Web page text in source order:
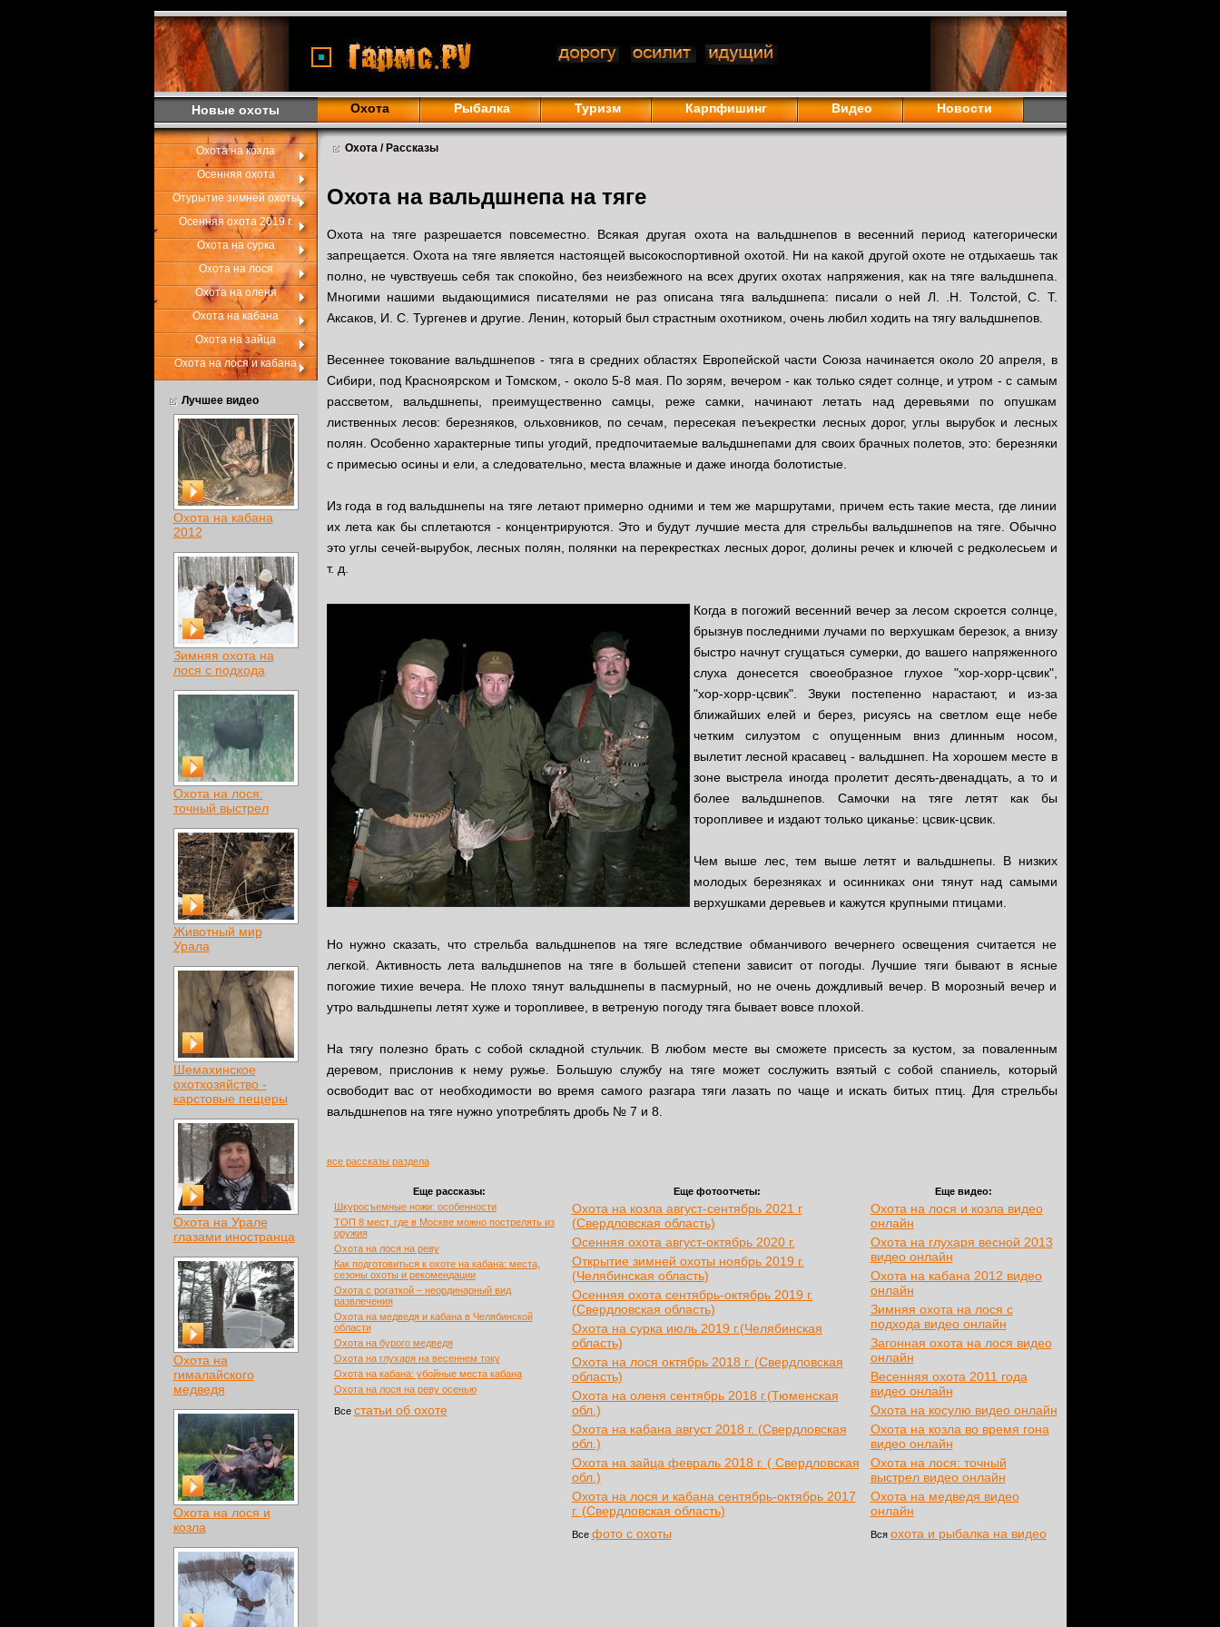
Новые охоты Охота Рыбалка Туризм Карпфишинг Видео Новости
Охота на козла
Осенняя охота
Отурытие зимней охоты
Осенняя охота 2019 г.
Охота на сурка
Охота на лося
Охота на оленя
Охота на кабана
Охота на зайца
Охота на лося и кабана
Лучшее видео
Охота на кабана
2012
Зимняя охота на
лося с подхода
Охота на лося:
точный выстрел
Животный мир
Урала
Шемахинское
охотхозяйство -
карстовые пещеры
Охота на Урале
глазами иностранца
Охота на
гималайского
медведя
Охота на лося и
козла
Охота / Рассказы
Охота на вальдшнепа на тяге
Охота на тяге разрешается повсеместно. Всякая другая охота на вальдшнепов в весенний период категорически
запрещается. Охота на тяге является настоящей высокоспортивной охотой. Ни на какой другой охоте не отдыхаешь так
полно, не чувствуешь себя так спокойно, без неизбежного на всех других охотах напряжения, как на тяге вальдшнепа.
Многими нашими выдающимися писателями не раз описана тяга вальдшнепа: писали о ней Л. .Н. Толстой, С. Т.
Аксаков, И. С. Тургенев и другие. Ленин, который был страстным охотником, очень любил ходить на тягу вальдшнепов.
Весеннее токование вальдшнепов - тяга в средних областях Европейской части Союза начинается около 20 апреля, в
Сибири, под Красноярском и Томском, - около 5-8 мая. По зорям, вечером - как только сядет солнце, и утром - с самым
рассветом, вальдшнепы, преимущественно самцы, реже самки, начинают летать над деревьями по опушкам
лиственных лесов: березняков, ольховников, по сечам, пересекая пеъекрестки лесных дорог, углы вырубок и лесных
полян. Особенно характерные типы угодий, предпочитаемые вальдшнепами для своих брачных полетов, это: березняки
с примесью осины и ели, а следовательно, места влажные и даже иногда болотистые.
Из года в год вальдшнепы на тяге летают примерно одними и тем же маршрутами, причем есть такие места, где линии
их лета как бы сплетаются - концентрируются. Это и будут лучшие места для стрельбы вальдшнепов на тяге. Обычно
это углы сечей-вырубок, лесных полян, полянки на перекрестках лесных дорог, долины речек и ключей с редколесьем и
т. д.
Когда в погожий весенний вечер за лесом скроется солнце,
брызнув последними лучами по верхушкам березок, а внизу
быстро начнут сгущаться сумерки, до вашего напряженного
слуха донесется своеобразное глухое "хор-хорр-цсвик",
"хор-хорр-цсвик". Звуки постепенно нарастают, и из-за
ближайших елей и берез, рисуясь на светлом еще небе
четким силуэтом с опущенным вниз длинным носом,
вылетит лесной красавец - вальдшнеп. На хорошем месте в
зоне выстрела иногда пролетит десять-двенадцать, а то и
более вальдшнепов. Самочки на тяге летят как бы
торопливее и издают только циканье: цсвик-цсвик.
Чем выше лес, тем выше летят и вальдшнепы. В низких
молодых березняках и осинниках они тянут над самыми
верхушками деревьев и кажутся крупными птицами.
Но нужно сказать, что стрельба вальдшнепов на тяге вследствие обманчивого вечернего освещения считается не
легкой. Активность лета вальдшнепов на тяге в большей степени зависит от погоды. Лучшие тяги бывают в ясные
погожие тихие вечера. Не плохо тянут вальдшнепы в пасмурный, но не очень дождливый вечер. В морозный вечер и
утро вальдшнепы летят хуже и торопливее, в ветреную погоду тяга бывает вовсе плохой.
На тягу полезно брать с собой складной стульчик. В любом месте вы сможете присесть за кустом, за поваленным
деревом, прислонив к нему ружье. Большую службу на тяге может сослужить взятый с собой спаниель, который
освободит вас от необходимости во время самого разгара тяги лазать по чаще и искать битых птиц. Для стрельбы
вальдшнепов на тяге нужно употреблять дробь № 7 и 8.
все рассказы раздела
Еще рассказы:
Шкуросъемные ножи: особенности
ТОП 8 мест, где в Москве можно пострелять из
оружия
Охота на лося на реву
Как подготовиться к охоте на кабана: места,
сезоны охоты и рекомендации
Охота с рогаткой – неординарный вид
развлечения
Охота на медведя и кабана в Челябинской
области
Охота на бурого медведя
Охота на глухаря на весеннем току
Охота на кабана: убойные места кабана
Охота на лося на реву осенью
Все статьи об охоте
Еще фотоотчеты:
Охота на козла август-сентябрь 2021 г
(Свердловская область)
Осенняя охота август-октябрь 2020 г.
Открытие зимней охоты ноябрь 2019 г.
(Челябинская область)
Осенняя охота сентябрь-октябрь 2019 г.
(Свердловская область)
Охота на сурка июль 2019 г.(Челябинская
область)
Охота на лося октябрь 2018 г. (Свердловская
область)
Охота на оленя сентябрь 2018 г.(Тюменская
обл.)
Охота на кабана август 2018 г. (Свердловская
обл.)
Охота на зайца февраль 2018 г. ( Свердловская
обл.)
Охота на лося и кабана сентябрь-октябрь 2017
г. (Свердловская область)
Все фото с охоты
Еще видео:
Охота на лося и козла видео
онлайн
Охота на глухаря весной 2013
видео онлайн
Охота на кабана 2012 видео
онлайн
Зимняя охота на лося с
подхода видео онлайн
Загонная охота на лося видео
онлайн
Весенняя охота 2011 года
видео онлайн
Охота на косулю видео онлайн
Охота на козла во время гона
видео онлайн
Охота на лося: точный
выстрел видео онлайн
Охота на медведя видео
онлайн
Вся охота и рыбалка на видео